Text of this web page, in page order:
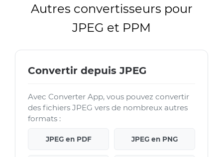
Autres convertisseurs pour
JPEG et PPM
Convertir depuis JPEG
Avec Converter App, vous pouvez convertir
des fichiers JPEG vers de nombreux autres
formats :
JPEG en PDF JPEG en PNG